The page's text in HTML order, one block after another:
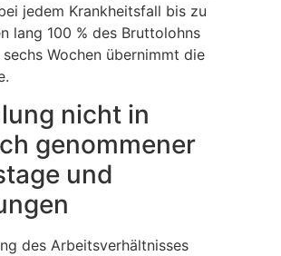
jedem Krankheitsfall bis zu
lang 100 % des Bruttolohns
Wochen übernimmt die
nicht in
genommener
und
des Arbeitsverhältnisses